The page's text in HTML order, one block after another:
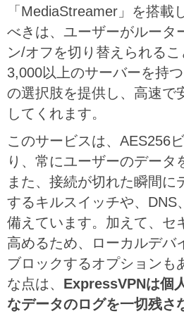
「MediaStreamer」を搭載
べきは、ユーザーがルータ
ン/オフを切り替えられる
3,000以上のサーバーを持
の選択肢を提供し、高速で
してくれます。
このサービスは、AES256
り、常にユーザーのデータ
また、接続が切れた瞬間に
するキルスイッチや、DNS
備えています。加えて、セ
高めるため、ローカルデバ
ブロックするオプションも
な点は、 ExpressVPNは個
なデータのログを一切残さ